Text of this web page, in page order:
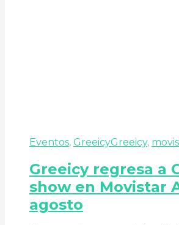
Eventos, GreeicyGreeicy,
Greeicy regresa a
show en Movistar
agosto